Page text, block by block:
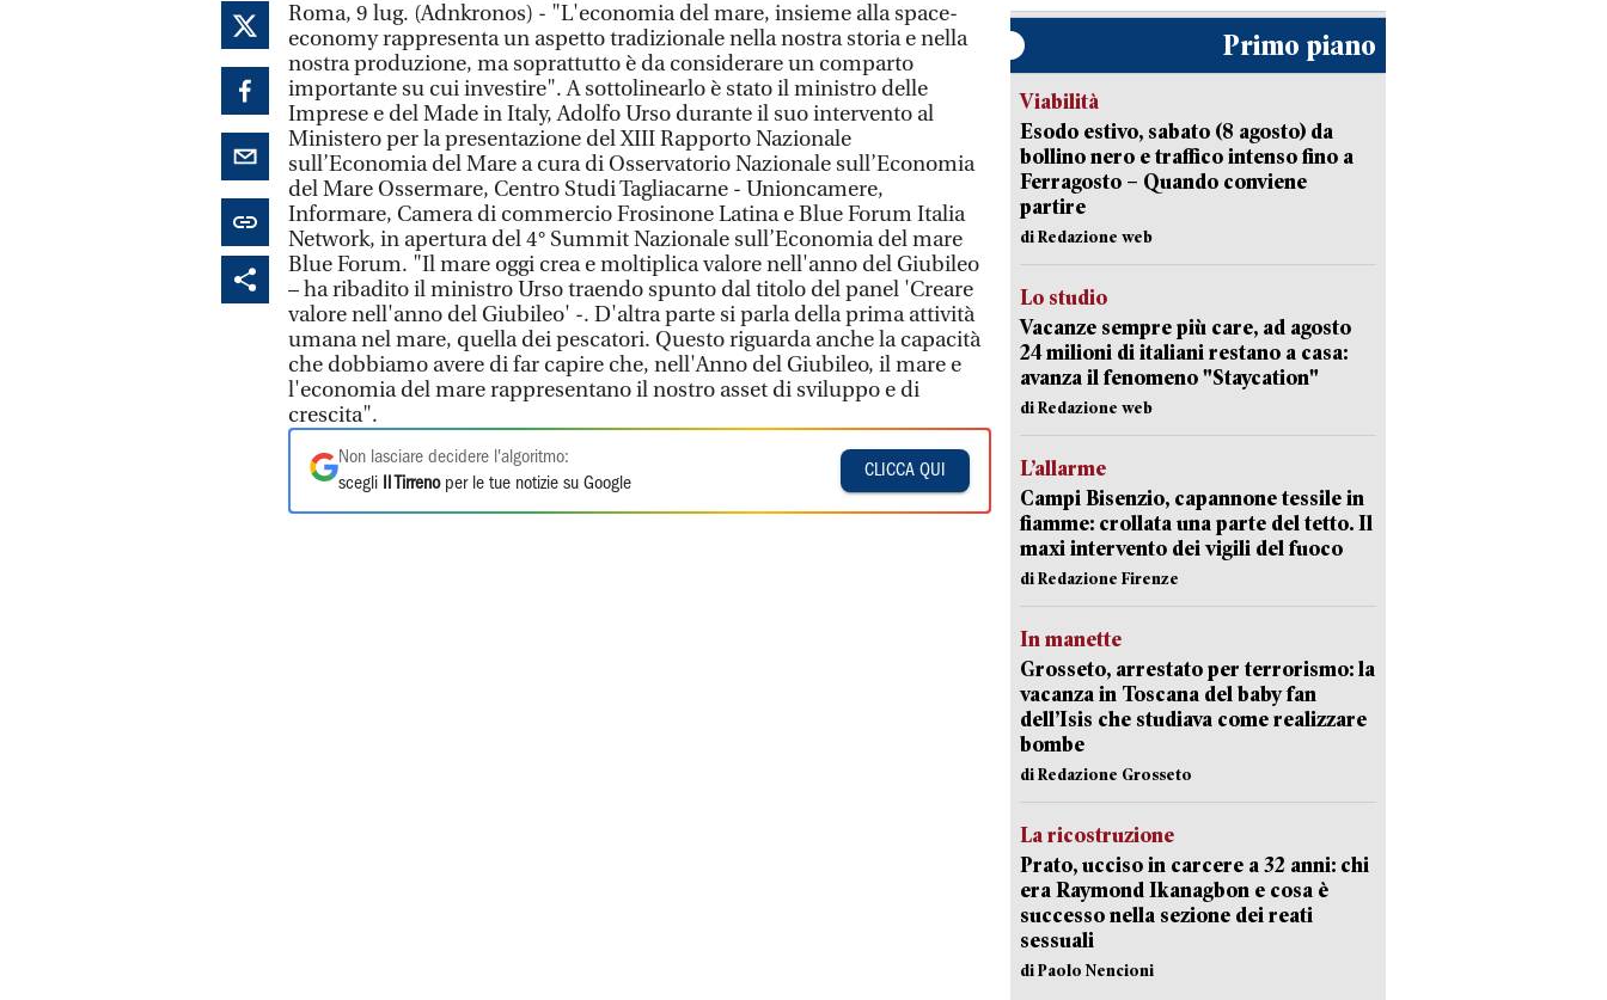
Roma, 9 lug. (Adnkronos) - "L'economia del mare, insieme alla space-
economy rappresenta un aspetto tradizionale nella nostra storia e nella
nostra produzione, ma soprattutto è da considerare un comparto
importante su cui investire". A sottolinearlo è stato il ministro delle
Imprese e del Made in Italy, Adolfo Urso durante il suo intervento al
Ministero per la presentazione del XIII Rapporto Nazionale
sull’Economia del Mare a cura di Osservatorio Nazionale sull’Economia
del Mare Ossermare, Centro Studi Tagliacarne - Unioncamere,
Informare, Camera di commercio Frosinone Latina e Blue Forum Italia
Network, in apertura del 4° Summit Nazionale sull’Economia del mare
Blue Forum. "Il mare oggi crea e moltiplica valore nell'anno del Giubileo
– ha ribadito il ministro Urso traendo spunto dal titolo del panel 'Creare
valore nell'anno del Giubileo' -. D'altra parte si parla della prima attività
umana nel mare, quella dei pescatori. Questo riguarda anche la capacità
che dobbiamo avere di far capire che, nell'Anno del Giubileo, il mare e
l'economia del mare rappresentano il nostro asset di sviluppo e di
crescita".
Non lasciare decidere l'algoritmo:
scegli
Il Tirrenoper le tue notizie su Google
CLICCA QUI
Primo piano
Viabilità
Esodo estivo, sabato (8 agosto) da
bollino nero e traffico intenso fino a
Ferragosto – Quando conviene
partire
di Redazione web
Lo studio
Vacanze sempre più care, ad agosto
24 milioni di italiani restano a casa:
avanza il fenomeno "Staycation"
di Redazione web
L’allarme
Campi Bisenzio, capannone tessile in
fiamme: crollata una parte del tetto. Il
maxi intervento dei vigili del fuoco
di Redazione Firenze
In manette
Grosseto, arrestato per terrorismo: la
vacanza in Toscana del baby fan
dell’Isis che studiava come realizzare
bombe
di Redazione Grosseto
La ricostruzione
Prato, ucciso in carcere a 32 anni: chi
era Raymond Ikanagbon e cosa è
successo nella sezione dei reati
sessuali
di Paolo Nencioni